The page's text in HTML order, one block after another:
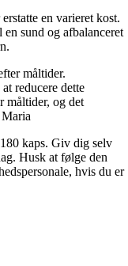
en varieret kost.
sund og afbalanceret
måltider.
reducere dette
måltider, og det
kaps. Giv dig selv
Husk at følge den
hvis du er